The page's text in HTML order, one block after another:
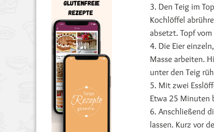
3. Den Teig im
Kochlöffel
absetzt. Topf
4. Die Eier
Masse arbeiten.
unter den Teig
5. Mit zwei
Etwa 25 Minuten
6. Anschließend
lassen. Kurz vor